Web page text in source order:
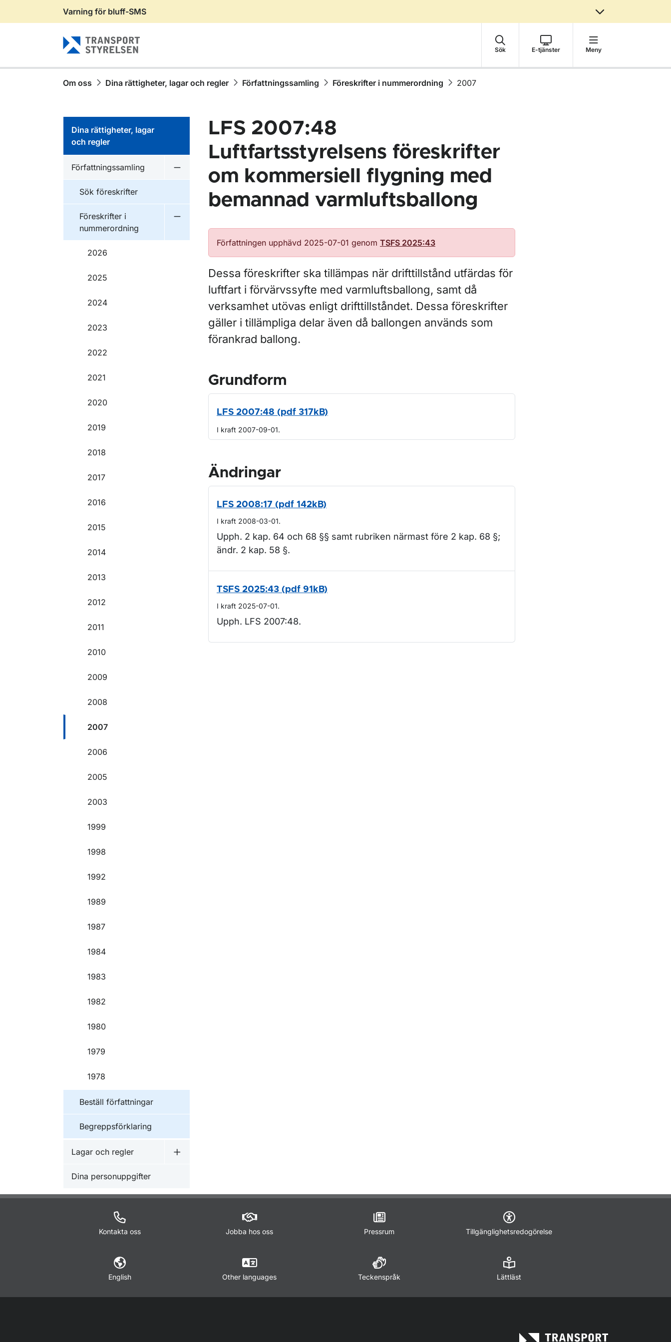
Gå till sidans innehåll
Varning för bluff-SMS
Sök E-tjänster Meny
Om oss Dina rättigheter, lagar och regler Författningssamling Föreskrifter i nummerordning 2007
Dina rättigheter, lagar
och regler
Författningssamling
Undermeny för Författningssamling
Sök föreskrifter
Föreskrifter i
nummerordning
2026
2025
2024
2023
2022
2021
2020
2019
2018
2017
2016
2015
2014
2013
2012
2011
2010
2009
2008
2007
2006
2005
2003
1999
1998
1992
1989
1987
1984
1983
1982
1980
1979
1978
Beställ författningar
Begreppsförklaring
Lagar och regler
Undermeny för Lagar och regler
Dina personuppgifter
LFS 2007:48
Luftfartsstyrelsens föreskrifter
om kommersiell flygning med
bemannad varmluftsballong
Författningen upphävd 2025-07-01 genom TSFS 2025:43
Dessa föreskrifter ska tillämpas när drifttillstånd utfärdas för
luftfart i förvärvssyfte med varmluftsballong, samt då
verksamhet utövas enligt drifttillståndet. Dessa föreskrifter
gäller i tillämpliga delar även då ballongen används som
förankrad ballong.
Grundform
LFS 2007:48 (pdf 317kB)
I kraft 2007-09-01.
Ändringar
LFS 2008:17 (pdf 142kB)
I kraft 2008-03-01.
Upph. 2 kap. 64 och 68 §§ samt rubriken närmast före 2 kap. 68 §;
ändr. 2 kap. 58 §.
TSFS 2025:43 (pdf 91kB)
I kraft 2025-07-01.
Upph. LFS 2007:48.
Kontakta oss Jobba hos oss Pressrum Tillgänglighetsredogörelse
English Other languages Teckenspråk Lättläst